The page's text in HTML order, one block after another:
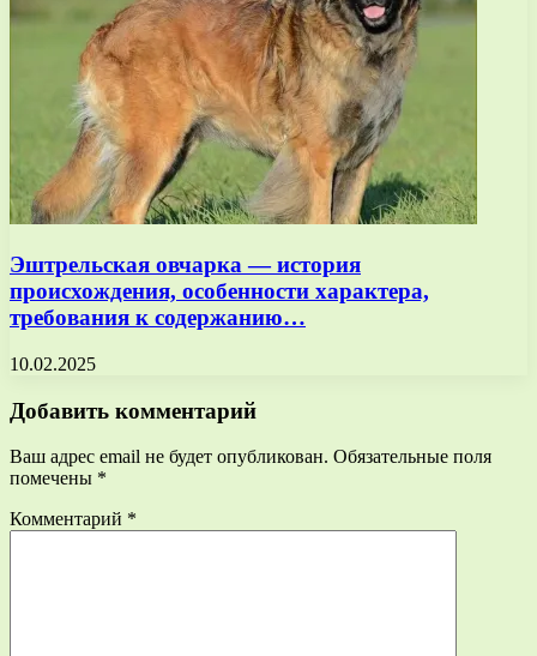
Эштрельская овчарка — история
происхождения, особенности характера,
требования к содержанию…
10.02.2025
Добавить комментарий
Ваш адрес email не будет опубликован. Обязательные поля
помечены *
Комментарий *